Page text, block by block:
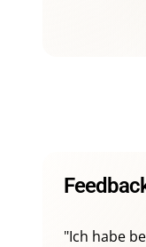
"Ich habe